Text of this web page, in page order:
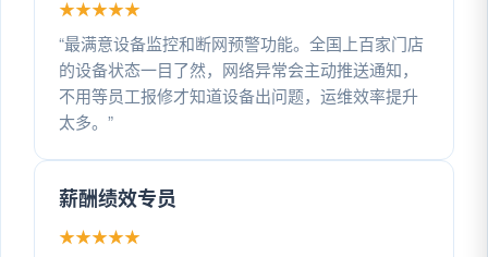
★★★★★
“最满意设备监控和断网预警功能。全国上百家门店
的设备状态一目了然，网络异常会主动推送通知，
不用等员工报修才知道设备出问题，运维效率提升
太多。”
薪酬绩效专员
★★★★★